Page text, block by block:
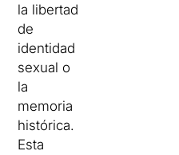
la libertad
de
identidad
sexual o
la
memoria
histórica.
Esta